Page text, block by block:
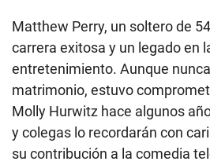
Matthew Perry, un soltero de
carrera exitosa y un legado en
entretenimiento. Aunque
matrimonio, estuvo
Molly Hurwitz hace algunos
y colegas lo recordarán con
su contribución a la comedia